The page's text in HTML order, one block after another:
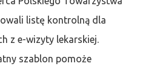
listę kontrolną dla
z e-wizyty lekarskiej.
szablon pomoże